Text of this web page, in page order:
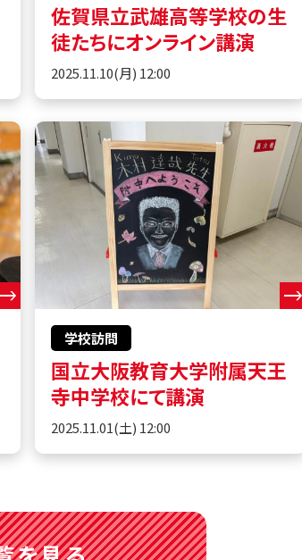
佐賀県立武雄高等学校の生
徒たちにオンライン講演
2025.11.10(月) 12:00
学校訪問
国立大阪教育大学附属天王
寺中学校にて講演
2025.11.01(土) 12:00